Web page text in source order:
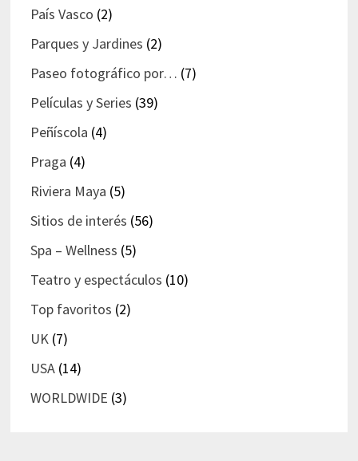
País Vasco (2)
Parques y Jardines (2)
Paseo fotográfico por… (7)
Películas y Series (39)
Peñíscola (4)
Praga (4)
Riviera Maya (5)
Sitios de interés (56)
Spa – Wellness (5)
Teatro y espectáculos (10)
Top favoritos (2)
UK(7)
USA(14)
WORLDWIDE (3)